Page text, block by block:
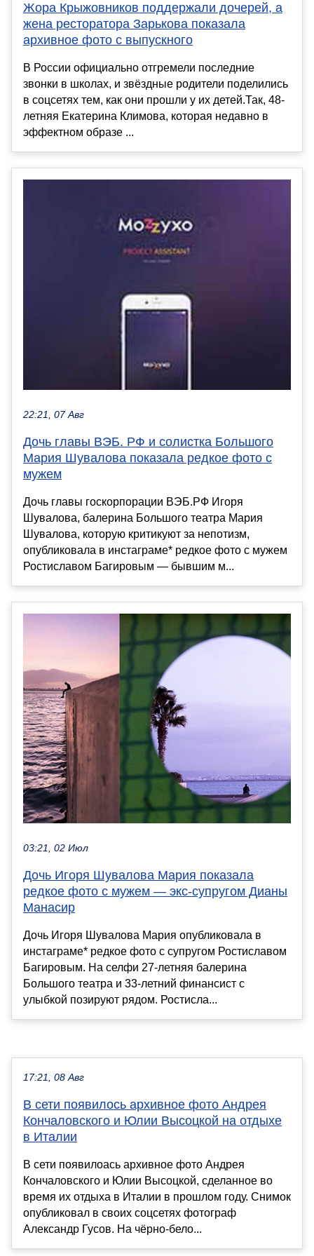
Жора Крыжовников поддержали дочерей, а
жена ресторатора Зарькова показала
архивное фото с выпускного
В России официально отгремели последние
звонки в школах, и звёздные родители поделились
в соцсетях тем, как они прошли у их детей.Так, 48-
летняя Екатерина Климова, которая недавно в
эффектном образе ...
22:21, 07 Авг
Дочь главы ВЭБ. РФ и солистка Большого
Мария Шувалова показала редкое фото с
мужем
Дочь главы госкорпорации ВЭБ.РФ Игоря
Шувалова, балерина Большого театра Мария
Шувалова, которую критикуют за непотизм,
опубликовала в инстаграме* редкое фото с мужем
Ростиславом Багировым — бывшим м...
03:21, 02 Июл
Дочь Игоря Шувалова Мария показала
редкое фото с мужем — экс-супругом Дианы
Манасир
Дочь Игоря Шувалова Мария опубликовала в
инстаграме* редкое фото с супругом Ростиславом
Багировым. На селфи 27-летняя балерина
Большого театра и 33-летний финансист с
улыбкой позируют рядом. Ростисла...
17:21, 08 Авг
В сети появилось архивное фото Андрея
Кончаловского и Юлии Высоцкой на отдыхе
в Италии
В сети появилоась архивное фото Андрея
Кончаловского и Юлии Высоцкой, сделанное во
время их отдыха в Италии в прошлом году. Снимок
опубликовал в своих соцсетях фотограф
Александр Гусов. На чёрно-бело...